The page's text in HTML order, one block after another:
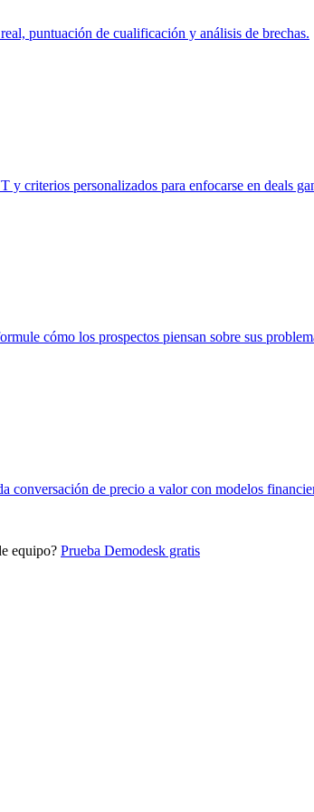
puntuación de cualificación y análisis de brechas.
criterios personalizados para enfocarse en deals
cómo los prospectos piensan sobre sus
conversación de precio a valor con modelos
equipo? Prueba Demodesk gratis